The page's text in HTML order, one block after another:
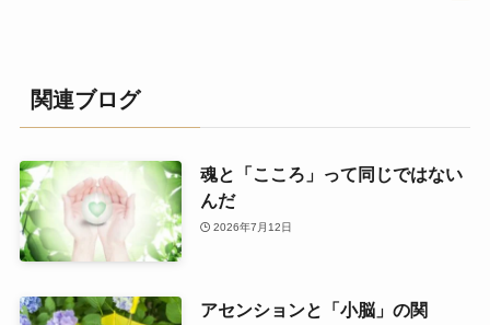
関連ブログ
魂と「こころ」って同じではない
んだ
2026年7月12日
アセンションと「小脳」の関